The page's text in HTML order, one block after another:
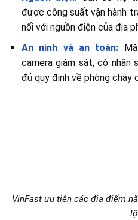
được công suất vận hành
nối với nguồn điện của địa
An ninh và an toàn:
camera giám sát, có
đủ quy định về phòng cháy
VinFast ưu tiên các địa điểm
lộ